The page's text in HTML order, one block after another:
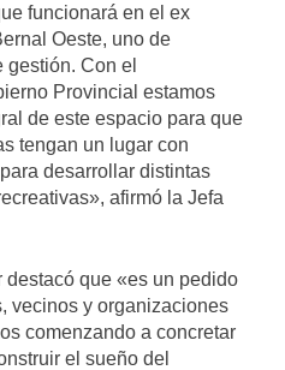
funcionará en el ex
Oeste, uno de
gestión. Con el
Provincial estamos
de este espacio para que
tengan un lugar con
desarrollar distintas
afirmó la Jefa
destacó que «es un pedido
vecinos y organizaciones
comenzando a concretar
el sueño del